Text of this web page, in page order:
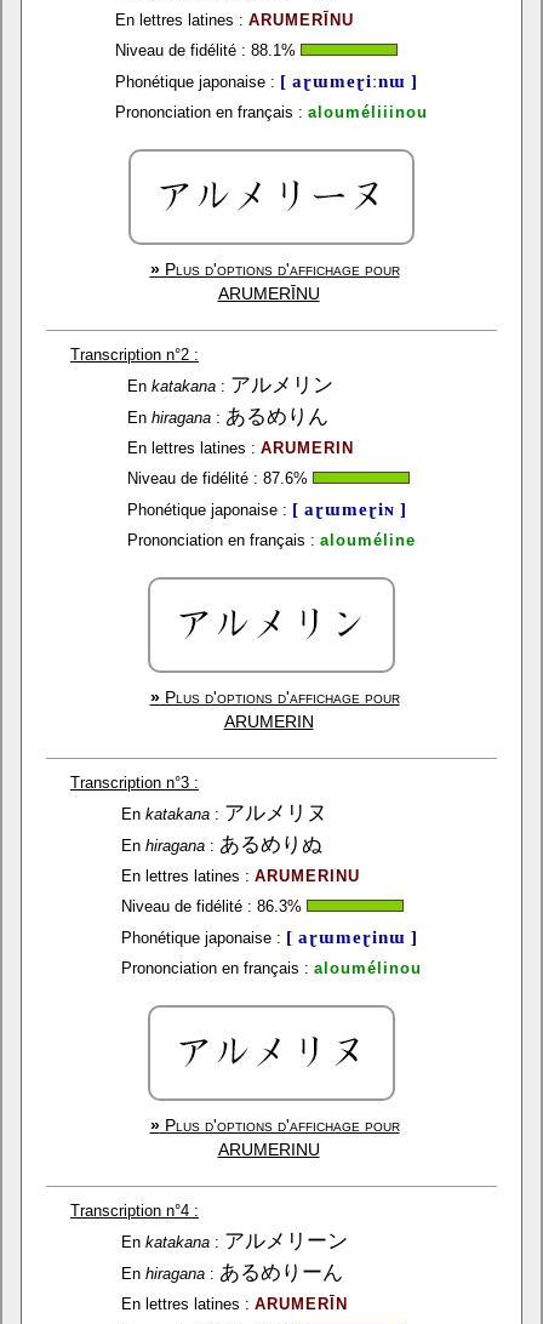
En lettres latines : ARUMERĪNU
Niveau de fidélité : 88.1%
Phonétique japonaise : [ aɽɯmeɽiːnɯ ]
Prononciation en français : alouméliiinou
»Plus d'options d'affichage pour
ARUMERĪNU
Transcription n°2 :
En katakana : アルメリン
En hiragana : あるめりん
En lettres latines : ARUMERIN
Niveau de fidélité : 87.6%
Phonétique japonaise : [ aɽɯmeɽiɴ ]
Prononciation en français : alouméline
»Plus d'options d'affichage pour
ARUMERIN
Transcription n°3 :
En katakana : アルメリヌ
En hiragana : あるめりぬ
En lettres latines : ARUMERINU
Niveau de fidélité : 86.3%
Phonétique japonaise : [ aɽɯmeɽinɯ ]
Prononciation en français : aloumélinou
»Plus d'options d'affichage pour
ARUMERINU
Transcription n°4 :
En katakana : アルメリーン
En hiragana : あるめりーん
En lettres latines : ARUMERĪN